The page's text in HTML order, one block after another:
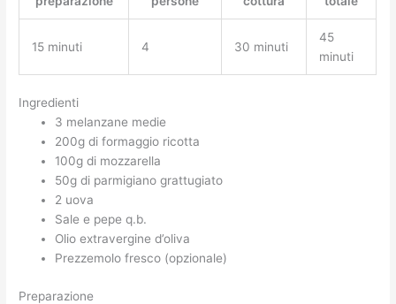
15 minuti 4 30 minuti
45
minuti
Ingredienti
3 melanzane medie
200g di formaggio ricotta
100g di mozzarella
50g di parmigiano grattugiato
2 uova
Sale e pepe q.b.
Olio extravergine d’oliva
Prezzemolo fresco (opzionale)
Preparazione